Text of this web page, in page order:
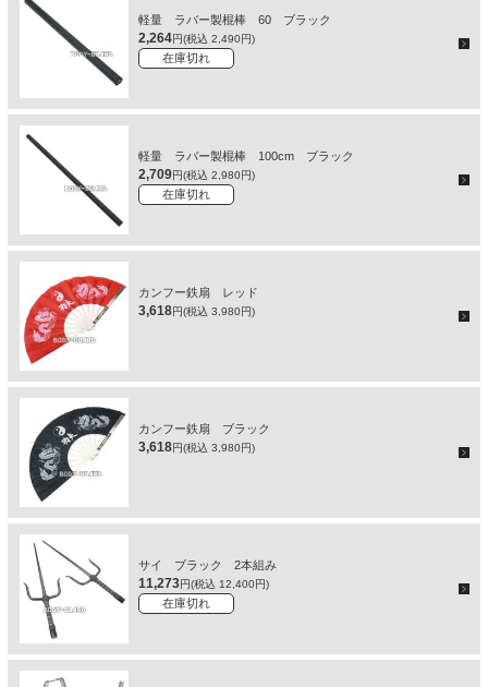
軽量 ラバー製棍棒 60 ブラック
2,264円(税込 2,490円)
在庫切れ
軽量 ラバー製棍棒 100cm ブラック
2,709円(税込 2,980円)
在庫切れ
カンフー鉄扇 レッド
3,618円(税込 3,980円)
カンフー鉄扇 ブラック
3,618円(税込 3,980円)
サイ ブラック 2本組み
11,273円(税込 12,400円)
在庫切れ